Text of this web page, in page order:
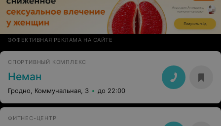
ЭФФЕКТИВНАЯ РЕКЛАМА НА САЙТЕ
СПОРТИВНЫЙ КОМПЛЕКС
Неман
Гродно, Коммунальная, 3 до 22:00
ФИТНЕС-ЦЕНТР